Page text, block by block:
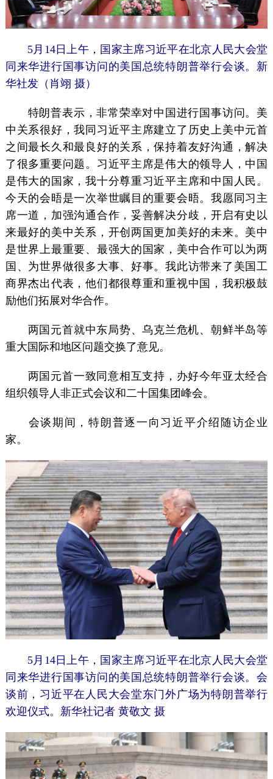
5月14日上午，国家主席习近平在北京人民大会堂
同来华进行国事访问的美国总统特朗普举行会谈。新
华社发（肖翊 摄）
特朗普表示，非常荣幸对中国进行国事访问。美
中关系很好，我同习近平主席建立了历史上美中元首
之间最长久和最良好的关系，保持着友好沟通，解决
了很多重要问题。习近平主席是伟大的领导人，中国
是伟大的国家，我十分尊重习近平主席和中国人民。
今天的会晤是一次举世瞩目的重要会晤。我愿同习主
席一道，加强沟通合作，妥善解决分歧，开启有史以
来最好的美中关系，开创两国更加美好的未来。美中
是世界上最重要、最强大的国家，美中合作可以为两
国、为世界做很多大事、好事。我此访带来了美国工
商界杰出代表，他们都很尊重和重视中国，我积极鼓
励他们拓展对华合作。
两国元首就中东局势、乌克兰危机、朝鲜半岛等
重大国际和地区问题交换了意见。
两国元首一致同意相互支持，办好今年亚太经合
组织领导人非正式会议和二十国集团峰会。
会谈期间，特朗普逐一向习近平介绍随访企业
家。
5月14日上午，国家主席习近平在北京人民大会堂
同来华进行国事访问的美国总统特朗普举行会谈。会
谈前，习近平在人民大会堂东门外广场为特朗普举行
欢迎仪式。新华社记者 黄敬文 摄